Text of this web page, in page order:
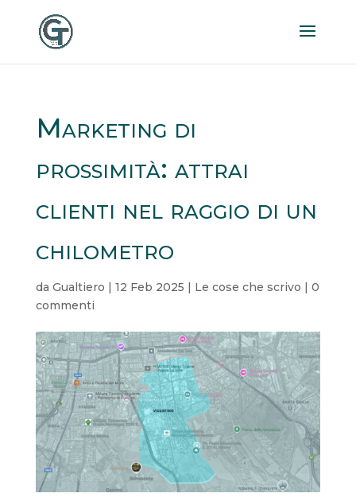
Marketing di
prossimità: attrai
clienti nel raggio di un
chilometro
da Gualtiero | 12 Feb 2025 | Le cose che scrivo | 0
commenti